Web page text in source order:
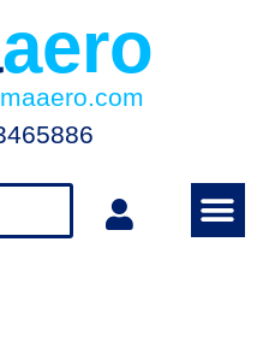
aero